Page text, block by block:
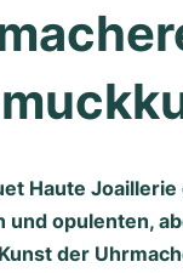
Haute
und opulenten,
der